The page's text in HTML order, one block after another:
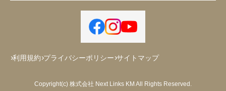
利用規約 プライバシーポリシー サイトマップ
Copyright(c) 株式会社 Next Links KM All Rights Reserved.